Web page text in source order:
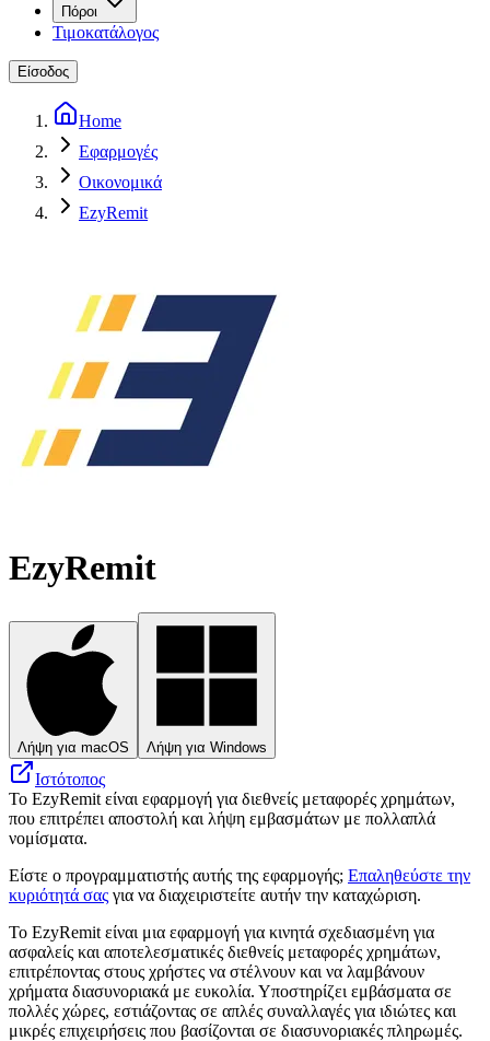
Πόροι
Τιμοκατάλογος
Είσοδος
Home
Εφαρμογές
Οικονομικά
EzyRemit
EzyRemit
Λήψη για macOS Λήψη για Windows
Ιστότοπος
Το EzyRemit είναι εφαρμογή για διεθνείς μεταφορές χρημάτων,
που επιτρέπει αποστολή και λήψη εμβασμάτων με πολλαπλά
νομίσματα.
Είστε ο προγραμματιστής αυτής της εφαρμογής; Επαληθεύστε την
κυριότητά σας για να διαχειριστείτε αυτήν την καταχώριση.
Το EzyRemit είναι μια εφαρμογή για κινητά σχεδιασμένη για
ασφαλείς και αποτελεσματικές διεθνείς μεταφορές χρημάτων,
επιτρέποντας στους χρήστες να στέλνουν και να λαμβάνουν
χρήματα διασυνοριακά με ευκολία. Υποστηρίζει εμβάσματα σε
πολλές χώρες, εστιάζοντας σε απλές συναλλαγές για ιδιώτες και
μικρές επιχειρήσεις που βασίζονται σε διασυνοριακές πληρωμές.